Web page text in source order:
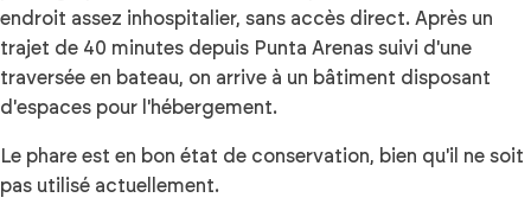
endroit assez inhospitalier, sans accès direct. Après un
trajet de 40 minutes depuis Punta Arenas suivi d'une
traversée en bateau, on arrive à un bâtiment disposant
d'espaces pour l'hébergement.
Le phare est en bon état de conservation, bien qu'il ne soit
pas utilisé actuellement.